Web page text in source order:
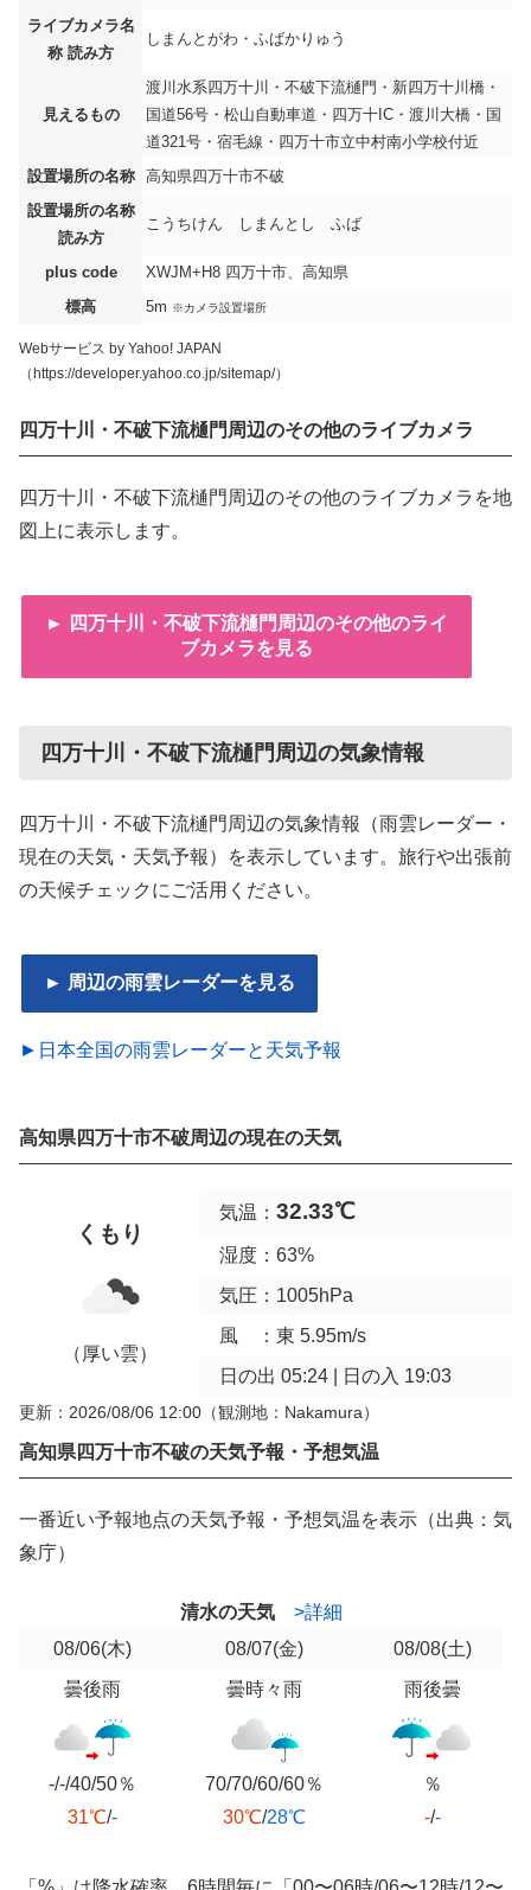
ライブカメラ名
称 読み方
しまんとがわ・ふばかりゅう
見えるもの
渡川水系四万十川・不破下流樋門・新四万十川橋・
国道56号・松山自動車道・四万十IC・渡川大橋・国
道321号・宿毛線・四万十市立中村南小学校付近
設置場所の名称
高知県四万十市不破
設置場所の名称
読み方
こうちけん しまんとし ふば
plus code
XWJM+H8 四万十市、高知県
標高
5m ※カメラ設置場所
Webサービス by Yahoo! JAPAN
（https://developer.yahoo.co.jp/sitemap/）
四万十川・不破下流樋門周辺のその他のライブカメラ
四万十川・不破下流樋門周辺のその他のライブカメラを地
図上に表示します。
► 四万十川・不破下流樋門周辺のその他のライ
ブカメラを見る
四万十川・不破下流樋門周辺の気象情報
四万十川・不破下流樋門周辺の気象情報（雨雲レーダー・
現在の天気・天気予報）を表示しています。旅行や出張前
の天候チェックにご活用ください。
► 周辺の雨雲レーダーを見る
►日本全国の雨雲レーダーと天気予報
高知県四万十市不破周辺の現在の天気
くもり
（厚い雲）
気温： 32.33℃
湿度：63%
気圧：1005hPa
風 ：東 5.95m/s
日の出 05:24 | 日の入 19:03
更新：2026/08/06 12:00 （観測地：Nakamura）
高知県四万十市不破の天気予報・予想気温
一番近い予報地点の天気予報・予想気温を表示（出典：気
象庁）
清水の天気
>詳細
08/06(木) 08/07(金) 08/08(土)
曇後雨
-/-/40/50％
31℃/-
曇時々雨
70/70/60/60％
30℃/28℃
雨後曇
％
-/-